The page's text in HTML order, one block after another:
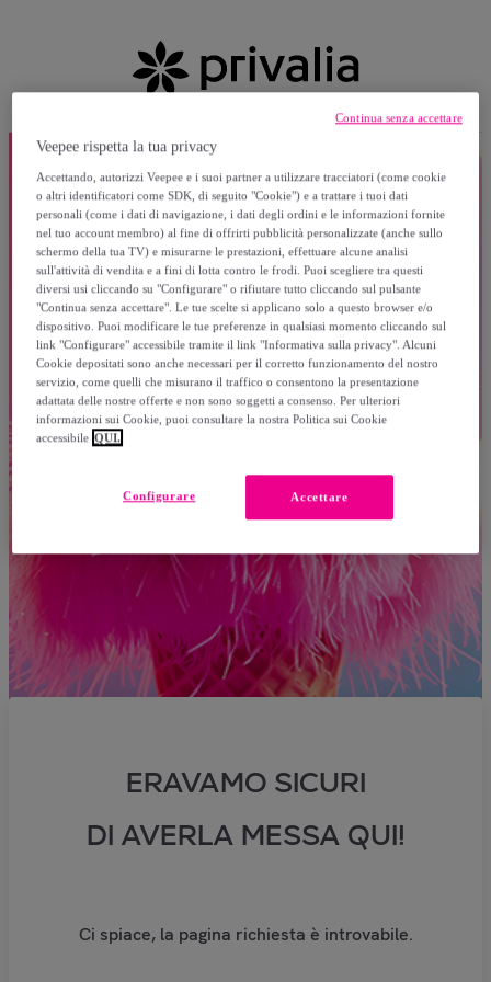
ERAVAMO SICURI
DI AVERLA MESSA QUI!
Ci spiace, la pagina richiesta è introvabile.
Veepee rispetta la tua privacy
Accettando, autorizzi Veepee e i suoi partner a utilizzare tracciatori (come cookie
o altri identificatori come SDK, di seguito "Cookie") e a trattare i tuoi dati
personali (come i dati di navigazione, i dati degli ordini e le informazioni fornite
nel tuo account membro) al fine di offrirti pubblicità personalizzate (anche sullo
schermo della tua TV) e misurarne le prestazioni, effettuare alcune analisi
sull'attività di vendita e a fini di lotta contro le frodi. Puoi scegliere tra questi
diversi usi cliccando su "Configurare" o rifiutare tutto cliccando sul pulsante
"Continua senza accettare". Le tue scelte si applicano solo a questo browser e/o
dispositivo. Puoi modificare le tue preferenze in qualsiasi momento cliccando sul
link "Configurare" accessibile tramite il link "Informativa sulla privacy". Alcuni
Cookie depositati sono anche necessari per il corretto funzionamento del nostro
servizio, come quelli che misurano il traffico o consentono la presentazione
adattata delle nostre offerte e non sono soggetti a consenso. Per ulteriori
informazioni sui Cookie, puoi consultare la nostra Politica sui Cookie
accessibile QUI.
Accettare
Configurare
Continua senza accettare